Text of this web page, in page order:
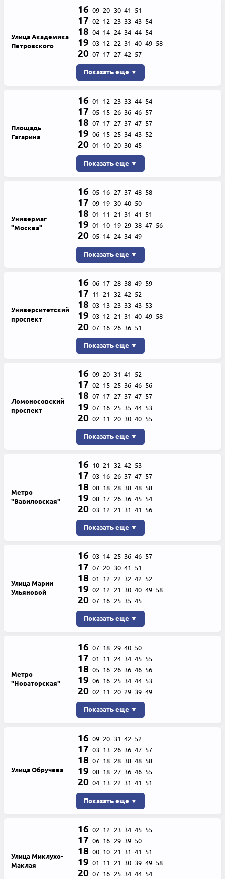
Улица Академика
Петровского
16 09 20 30 41 51
17 02 12 23 33 43 54
18 04 14 24 34 44 54
19 03 12 22 31 40 49 58
20 07 17 27 42 57
Показать еще ▼
Площадь
Гагарина
16 01 12 23 33 44 54
17 05 15 26 36 46 57
18 07 17 27 37 47 57
19 06 15 25 34 43 52
20 01 10 20 30 45
Показать еще ▼
Универмаг
"Москва"
16 05 16 27 37 48 58
17 09 19 30 40 50
18 01 11 21 31 41 51
19 01 10 19 29 38 47 56
20 05 14 24 34 49
Показать еще ▼
Университетский
проспект
16 06 17 28 38 49 59
17 11 21 32 42 52
18 03 13 23 33 43 53
19 03 12 21 31 40 49 58
20 07 16 26 36 51
Показать еще ▼
Ломоносовский
проспект
16 09 20 31 41 52
17 02 15 25 36 46 56
18 07 17 27 37 47 57
19 07 16 25 35 44 53
20 02 11 20 30 40 55
Показать еще ▼
Метро
"Вавиловская"
16 10 21 32 42 53
17 03 16 26 37 47 57
18 08 18 28 38 48 58
19 08 17 26 36 45 54
20 03 12 21 31 41 56
Показать еще ▼
Улица Марии
Ульяновой
16 03 14 25 36 46 57
17 07 20 30 41 51
18 01 12 22 32 42 52
19 02 12 21 30 40 49 58
20 07 16 25 35 45
Показать еще ▼
Метро
"Новаторская"
16 07 18 29 40 50
17 01 11 24 34 45 55
18 05 16 26 36 46 56
19 06 16 25 34 44 53
20 02 11 20 29 39 49
Показать еще ▼
Улица Обручева
16 09 20 31 42 52
17 03 13 26 36 47 57
18 07 18 28 38 48 58
19 08 18 27 36 46 55
20 04 13 22 31 41 51
Показать еще ▼
Улица Миклухо-
Маклая
16 02 12 23 34 45 55
17 06 16 29 39 50
18 00 10 21 31 41 51
19 01 11 21 30 39 49 58
20 07 16 25 34 44 54